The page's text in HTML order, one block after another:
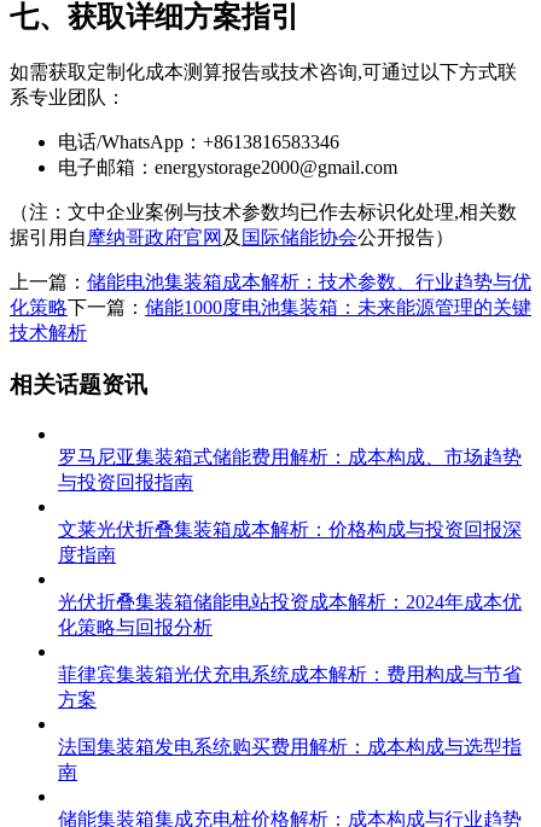
七、获取详细方案指引
如需获取定制化成本测算报告或技术咨询,可通过以下方式联
系专业团队：
电话/WhatsApp：+8613816583346
电子邮箱： energystorage2000@gmail.com
（注：文中企业案例与技术参数均已作去标识化处理,相关数
据引用自 摩纳哥政府官网 及 国际储能协会公开报告）
上一篇： 储能电池集装箱成本解析：技术参数、行业趋势与优
化策略下一篇： 储能1000度电池集装箱：未来能源管理的关键
技术解析
相关话题资讯
罗马尼亚集装箱式储能费用解析：成本构成、市场趋势
与投资回报指南
文莱光伏折叠集装箱成本解析：价格构成与投资回报深
度指南
光伏折叠集装箱储能电站投资成本解析：2024年成本优
化策略与回报分析
菲律宾集装箱光伏充电系统成本解析：费用构成与节省
方案
法国集装箱发电系统购买费用解析：成本构成与选型指
南
储能集装箱集成充电桩价格解析：成本构成与行业趋势